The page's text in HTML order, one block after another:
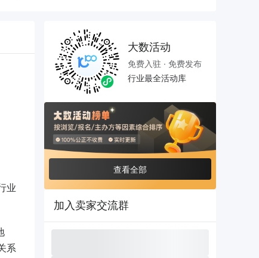
业
系
大数活动
免费入驻 · 免费发布
行业最全活动库
查看全部
加入卖家交流群